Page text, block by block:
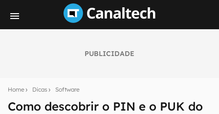
PUBLICIDADE
Home Dicas Software
Como descobrir o PIN e o PUK do
notícias e reviews sobre tecnologia em primeira